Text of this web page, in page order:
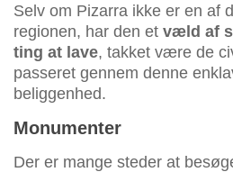
Selv om Pizarra ikke er en af
regionen, har den et væld af
ting at lave, takket være de
passeret gennem denne
beliggenhed.
Monumenter
Der er mange steder at